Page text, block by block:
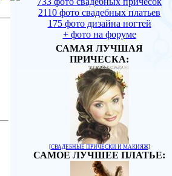
2110 фото свадебных платьев
175 фото дизайна ногтей
+ фото на форуме
САМАЯ ЛУЧШАЯ
ПРИЧЕСКА:
[СВАДЕБНЫЕ ПРИЧЕСКИ И МАКИЯЖ]
САМОЕ ЛУЧШЕЕ ПЛАТЬЕ: